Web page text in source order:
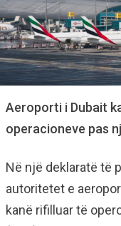
Aeroporti i Dubait
operacioneve pas
Në një deklaratë të
autoritetet e
kanë rifilluar të